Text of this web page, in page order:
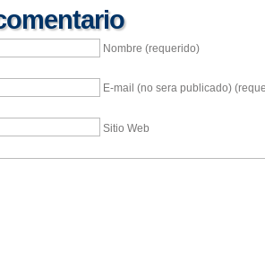
Nombre (requerido)
E-mail (no sera publicado)
Sitio Web